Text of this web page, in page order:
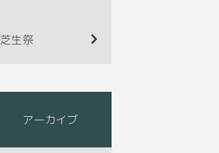
芝生祭
アーカイブ